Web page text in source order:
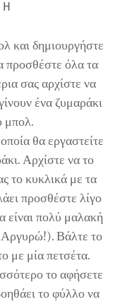
και δημιουργήστε
προσθέστε όλα τα
σας αρχίστε να
ένα ζυμαράκι
μπολ.
θα εργαστείτε
Αρχίστε να το
το κυκλικά με τα
προσθέστε λίγο
είναι πολύ μαλακή
Βάλτε το
με μία πετσέτα.
το αφήσετε
το φύλλο να